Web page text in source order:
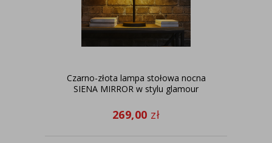
Czarno-złota lampa stołowa nocna
SIENA MIRROR w stylu glamour
269,00 zł